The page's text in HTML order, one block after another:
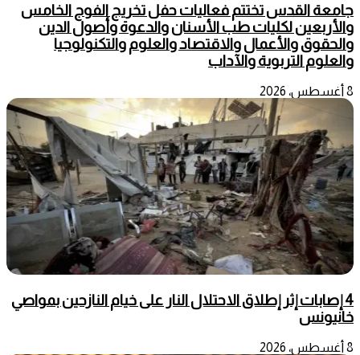
جامعة القدس تختتم فعاليات حفل تخريج الفوج الخامس
والأربعين لكليات طب الأسنان والدعوة وأصول الدين
والحقوق والأعمال والاقتصاد والعلوم والتكنولوجيا
والعلوم التربوية والآداب
8 أغسطس، 2026
4 إصابات إثر إطلاق الاحتلال النار على خيام النازحين بمواصي
خانيونس
8 أغسطس، 2026